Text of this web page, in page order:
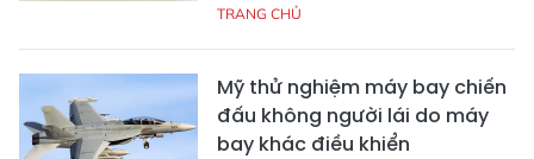
TRANG CHỦ
Mỹ thử nghiệm máy bay chiến
đấu không người lái do máy
bay khác điều khiển